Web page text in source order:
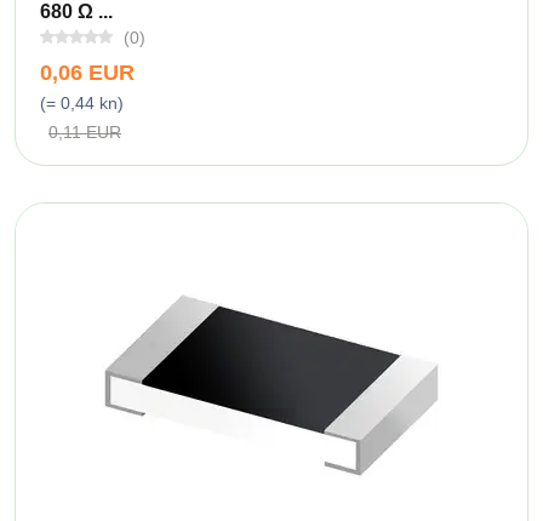
680 Ω ...
(0)
0,06 EUR
(= 0,44 kn)
0,11 EUR